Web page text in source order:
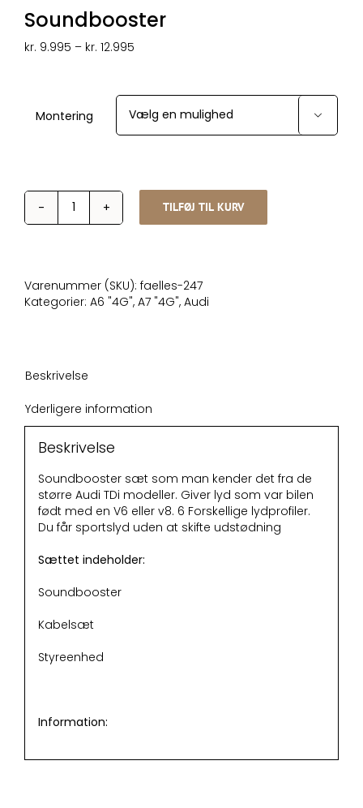
Soundbooster
kr. 9.995 – kr. 12.995
kr. 12.995
Montering

Soundbooster
TILFØJ TIL KURV
Varenummer (SKU): faelles-247
Kategorier: A6 "4G", A7 "4G", Audi
Beskrivelse
Yderligere information
Beskrivelse
Soundbooster sæt som man kender det fra de
større Audi TDi modeller. Giver lyd som var bilen
født med en V6 eller v8. 6 Forskellige lydprofiler.
Du får sportslyd uden at skifte udstødning
Sættet indeholder:
Soundbooster
Kabelsæt
Styreenhed
Information: